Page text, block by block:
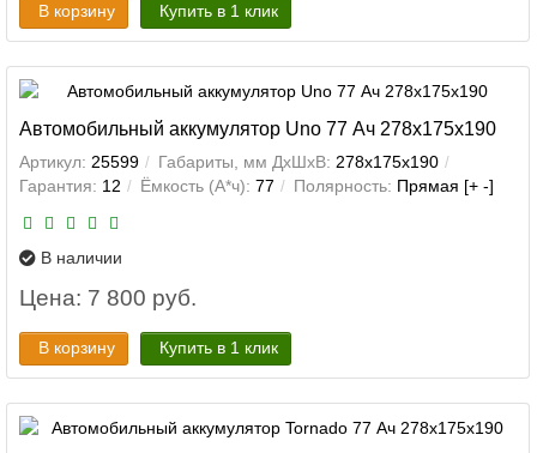
В корзину Купить в 1 клик
Автомобильный аккумулятор Uno 77 Ач 278x175x190
Артикул: 25599 Габариты, мм ДхШхВ: 278x175x190
Гарантия: 12 Ёмкость (А*ч): 77 Полярность: Прямая [+ -]
В наличии
Цена: 7 800 руб.
В корзину Купить в 1 клик